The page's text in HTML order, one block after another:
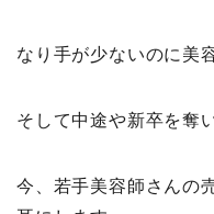
なり手が少ないのに美
そして中途や新卒を奪
今、若手美容師さんの